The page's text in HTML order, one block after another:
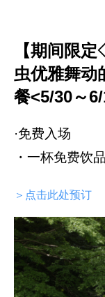
【期间限
虫优雅舞动
餐<5/30～
·免费入场
・一杯免费饮品
＞点击此处预订